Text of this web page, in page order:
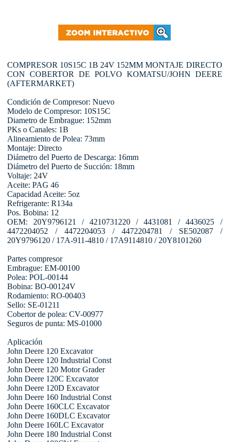
COMPRESOR 10S15C 1B 24V 152MM MONTAJE DIRECTO
CON COBERTOR DE POLVO KOMATSU/JOHN DEERE
(AFTERMARKET)
Condición de Compresor: Nuevo
Modelo de Compresor: 10S15C
Diametro de Embrague: 152mm
PKs o Canales: 1B
Alineamiento de Polea: 73mm
Montaje: Directo
Diámetro del Puerto de Descarga: 16mm
Diámetro del Puerto de Succión: 18mm
Voltaje: 24V
Aceite: PAG 46
Capacidad Aceite: 5oz
Refrigerante: R134a
Pos. Bobina: 12
OEM: 20Y9796121 / 4210731220 / 4431081 / 4436025 /
4472204052 / 4472204053 / 4472204781 / SE502087 /
20Y9796120 / 17A-911-4810 / 17A9114810 / 20Y8101260
Partes compresor
Embrague: EM-00100
Polea: POL-00144
Bobina: BO-00124V
Rodamiento: RO-00403
Sello: SE-01211
Cobertor de polea: CV-00977
Seguros de punta: MS-01000
Aplicación
John Deere 120 Excavator
John Deere 120 Industrial Const
John Deere 120 Motor Grader
John Deere 120C Excavator
John Deere 120D Excavator
John Deere 160 Industrial Const
John Deere 160CLC Excavator
John Deere 160DLC Excavator
John Deere 160LC Excavator
John Deere 180 Industrial Const